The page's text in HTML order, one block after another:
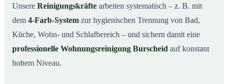
Unsere Reinigungskräfte arbeiten systematisch – z. B. mit
dem 4-Farb-System zur hygienischen Trennung von Bad,
Küche, Wohn- und Schlafbereich – und sichern damit eine
professionelle Wohnungsreinigung Burscheid auf konstant
hohem Niveau.